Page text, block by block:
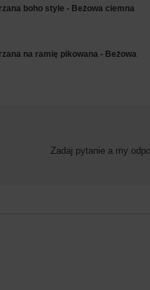
boho style - Beżowa ciemna
na ramię pikowana - Beżowa
Zadaj pytanie a my